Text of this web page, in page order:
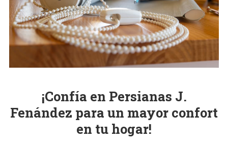
¡Confía en Persianas J.
Fenández para un mayor confort
en tu hogar!